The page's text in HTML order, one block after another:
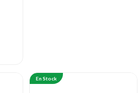
En Stock